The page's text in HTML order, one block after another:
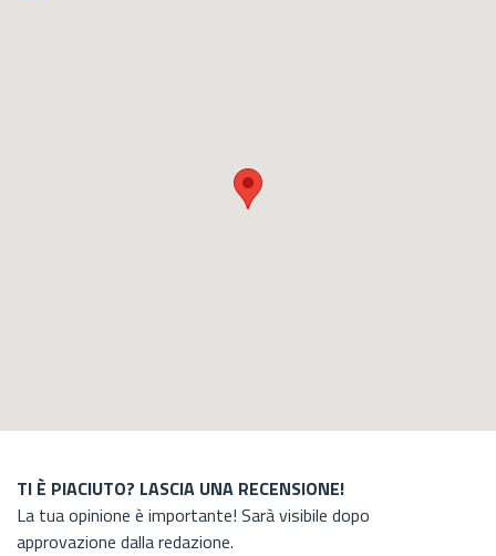
TI È PIACIUTO? LASCIA UNA RECENSIONE!
La tua opinione è importante! Sarà visibile dopo
approvazione dalla redazione.